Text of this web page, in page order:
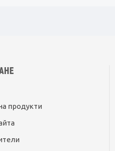
продукти